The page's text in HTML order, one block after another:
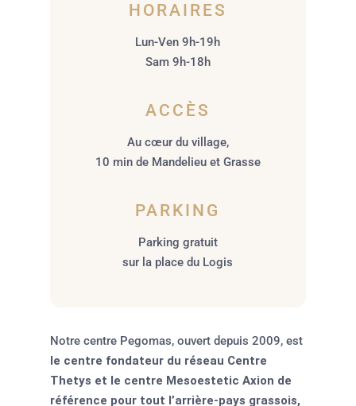
HORAIRES
Lun-Ven 9h-19h
Sam 9h-18h
ACCÈS
Au cœur du village,
10 min de Mandelieu et Grasse
PARKING
Parking gratuit
sur la place du Logis
Notre centre Pegomas, ouvert depuis 2009, est
le centre fondateur du réseau Centre
Thetys et le centre Mesoestetic Axion de
référence pour tout l’arrière-pays grassois,